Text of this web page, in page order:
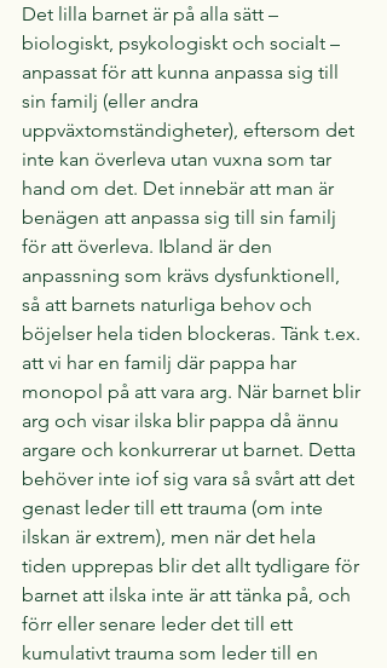
Det lilla barnet är på alla sätt –
biologiskt, psykologiskt och socialt –
anpassat för att kunna anpassa sig till
sin familj (eller andra
uppväxtomständigheter), eftersom det
inte kan överleva utan vuxna som tar
hand om det. Det innebär att man är
benägen att anpassa sig till sin familj
för att överleva. Ibland är den
anpassning som krävs dysfunktionell,
så att barnets naturliga behov och
böjelser hela tiden blockeras. Tänk t.ex.
att vi har en familj där pappa har
monopol på att vara arg. När barnet blir
arg och visar ilska blir pappa då ännu
argare och konkurrerar ut barnet. Detta
behöver inte iof sig vara så svårt att det
genast leder till ett trauma (om inte
ilskan är extrem), men när det hela
tiden upprepas blir det allt tydligare för
barnet att ilska inte är att tänka på, och
förr eller senare leder det till ett
kumulativt trauma som leder till en